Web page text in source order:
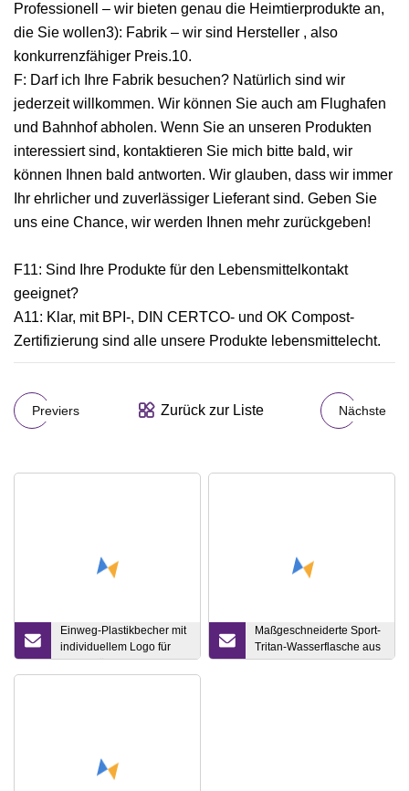
Professionell – wir bieten genau die Heimtierprodukte an,
die Sie wollen3): Fabrik – wir sind Hersteller , also
konkurrenzfähiger Preis.10.
F: Darf ich Ihre Fabrik besuchen? Natürlich sind wir
jederzeit willkommen. Wir können Sie auch am Flughafen
und Bahnhof abholen. Wenn Sie an unseren Produkten
interessiert sind, kontaktieren Sie mich bitte bald, wir
können Ihnen bald antworten. Wir glauben, dass wir immer
Ihr ehrlicher und zuverlässiger Lieferant sind. Geben Sie
uns eine Chance, wir werden Ihnen mehr zurückgeben!
F11: Sind Ihre Produkte für den Lebensmittelkontakt
geeignet?
A11: Klar, mit BPI-, DIN CERTCO- und OK Compost-
Zertifizierung sind alle unsere Produkte lebensmittelecht.
Previers Zurück zur Liste Nächste
Einweg-Plastikbecher mit
individuellem Logo für
Kaltgetränke, Cola, Saft,
Maßgeschneiderte Sport-
Tritan-Wasserflasche aus
BPA-freiem Kunststoff mit